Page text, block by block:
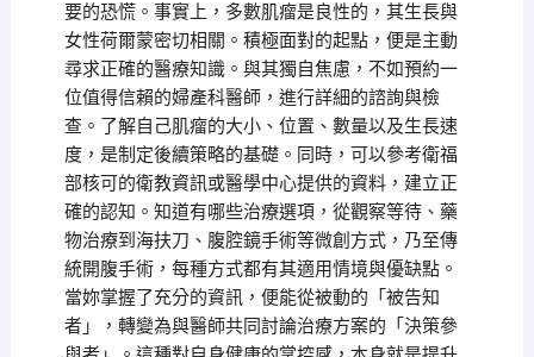
要的恐慌。事實上，多數肌瘤是良性的，其生長與
女性荷爾蒙密切相關。積極面對的起點，便是主動
尋求正確的醫療知識。與其獨自焦慮，不如預約一
位值得信賴的婦產科醫師，進行詳細的諮詢與檢
查。了解自己肌瘤的大小、位置、數量以及生長速
度，是制定後續策略的基礎。同時，可以參考衛福
部核可的衛教資訊或醫學中心提供的資料，建立正
確的認知。知道有哪些治療選項，從觀察等待、藥
物治療到海扶刀、腹腔鏡手術等微創方式，乃至傳
統開腹手術，每種方式都有其適用情境與優缺點。
當妳掌握了充分的資訊，便能從被動的「被告知
者」，轉變為與醫師共同討論治療方案的「決策參